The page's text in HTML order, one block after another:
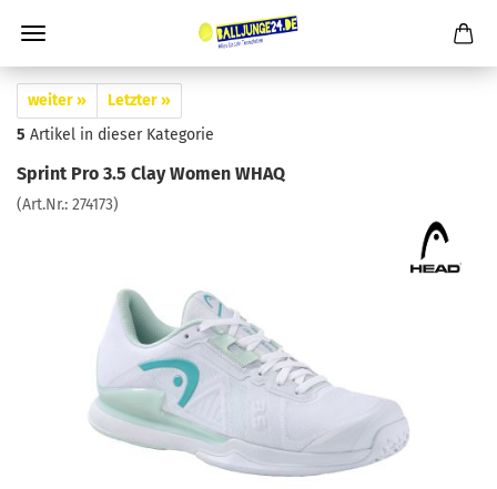
weiter »
Letzter »
5 Artikel in dieser Kategorie
Sprint Pro 3.5 Clay Women WHAQ
(Art.Nr.: 274173)